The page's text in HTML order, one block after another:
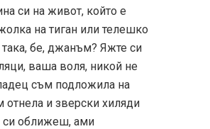
си на живот, който е
на тиган или телешко
бе, джанъм? Яжте си
ваша воля, никой не
съм подложила на
отнела и зверски хиляди
си оближеш, ами